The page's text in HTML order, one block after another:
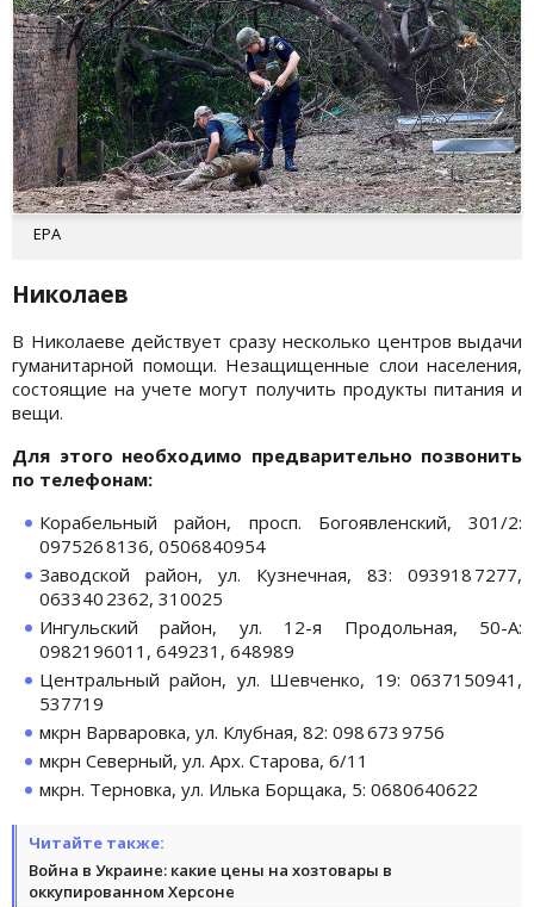
EPA
Николаев
В Николаеве действует сразу несколько центров выдачи
гуманитарной помощи. Незащищенные слои населения,
состоящие на учете могут получить продукты питания и
вещи.
Для этого необходимо предварительно позвонить
по телефонам:
Корабельный район, просп. Богоявленский, 301/2:
097526 8136, 0506840954
Заводской район, ул. Кузнечная, 83: 093918 7277,
063340 2362, 310025
Ингульский район, ул. 12-я Продольная, 50-А:
0982196011, 649231, 648989
Центральный район, ул. Шевченко, 19: 0637150941,
537719
мкрн Варваровка, ул. Клубная, 82: 098 673 9756
мкрн Северный, ул. Арх. Старова, 6/11
мкрн. Терновка, ул. Илька Борщака, 5: 0680640622
Читайте также:
Война в Украине: какие цены на хозтовары в
оккупированном Херсоне